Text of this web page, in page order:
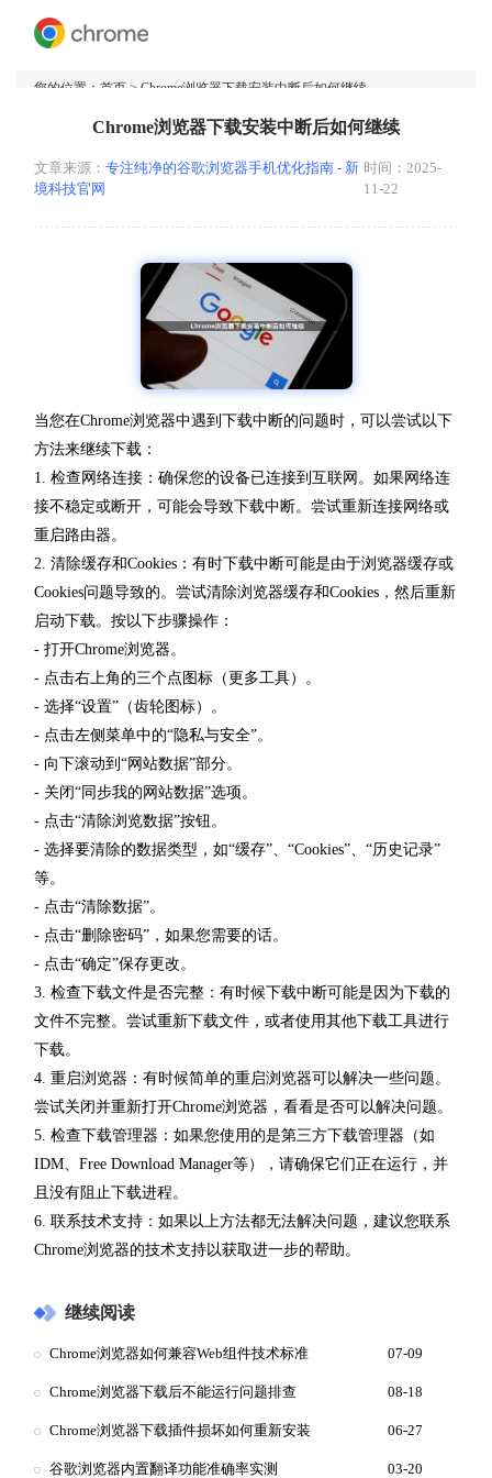
您的位置： 首页 > Chrome浏览器下载安装中断后如何继续
Chrome浏览器下载安装中断后如何继续
文章来源： 专注纯净的谷歌浏览器手机优化指南 - 新
境科技官网
时间：2025-
11-22
当您在Chrome浏览器中遇到下载中断的问题时，可以尝试以下
方法来继续下载：
1. 检查网络连接：确保您的设备已连接到互联网。如果网络连
接不稳定或断开，可能会导致下载中断。尝试重新连接网络或
重启路由器。
2. 清除缓存和Cookies：有时下载中断可能是由于浏览器缓存或
Cookies问题导致的。尝试清除浏览器缓存和Cookies，然后重新
启动下载。按以下步骤操作：
- 打开Chrome浏览器。
- 点击右上角的三个点图标（更多工具）。
- 选择“设置”（齿轮图标）。
- 点击左侧菜单中的“隐私与安全”。
- 向下滚动到“网站数据”部分。
- 关闭“同步我的网站数据”选项。
- 点击“清除浏览数据”按钮。
- 选择要清除的数据类型，如“缓存”、“Cookies”、“历史记录”
等。
- 点击“清除数据”。
- 点击“删除密码”，如果您需要的话。
- 点击“确定”保存更改。
3. 检查下载文件是否完整：有时候下载中断可能是因为下载的
文件不完整。尝试重新下载文件，或者使用其他下载工具进行
下载。
4. 重启浏览器：有时候简单的重启浏览器可以解决一些问题。
尝试关闭并重新打开Chrome浏览器，看看是否可以解决问题。
5. 检查下载管理器：如果您使用的是第三方下载管理器（如
IDM、Free Download Manager等），请确保它们正在运行，并
且没有阻止下载进程。
6. 联系技术支持：如果以上方法都无法解决问题，建议您联系
Chrome浏览器的技术支持以获取进一步的帮助。
继续阅读
Chrome浏览器如何兼容Web组件技术标准 07-09
Chrome浏览器下载后不能运行问题排查 08-18
Chrome浏览器下载插件损坏如何重新安装 06-27
谷歌浏览器内置翻译功能准确率实测 03-20